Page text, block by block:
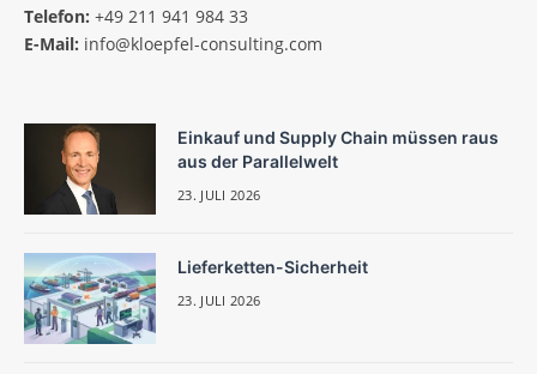
Telefon: +49 211 941 984 33
E-Mail: info@kloepfel-consulting.com
Einkauf und Supply Chain müssen raus
aus der Parallelwelt
23. JULI 2026
Lieferketten-Sicherheit
23. JULI 2026